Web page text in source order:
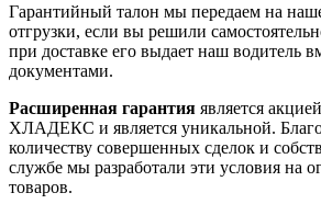
Гарантийный талон мы передаем на
отгрузки, если вы решили
при доставке его выдает наш водитель
документами.
Расширенная гарантия является
ХЛАДЕКС и является уникальной.
количеству совершенных сделок и
службе мы разработали эти условия на
товаров.